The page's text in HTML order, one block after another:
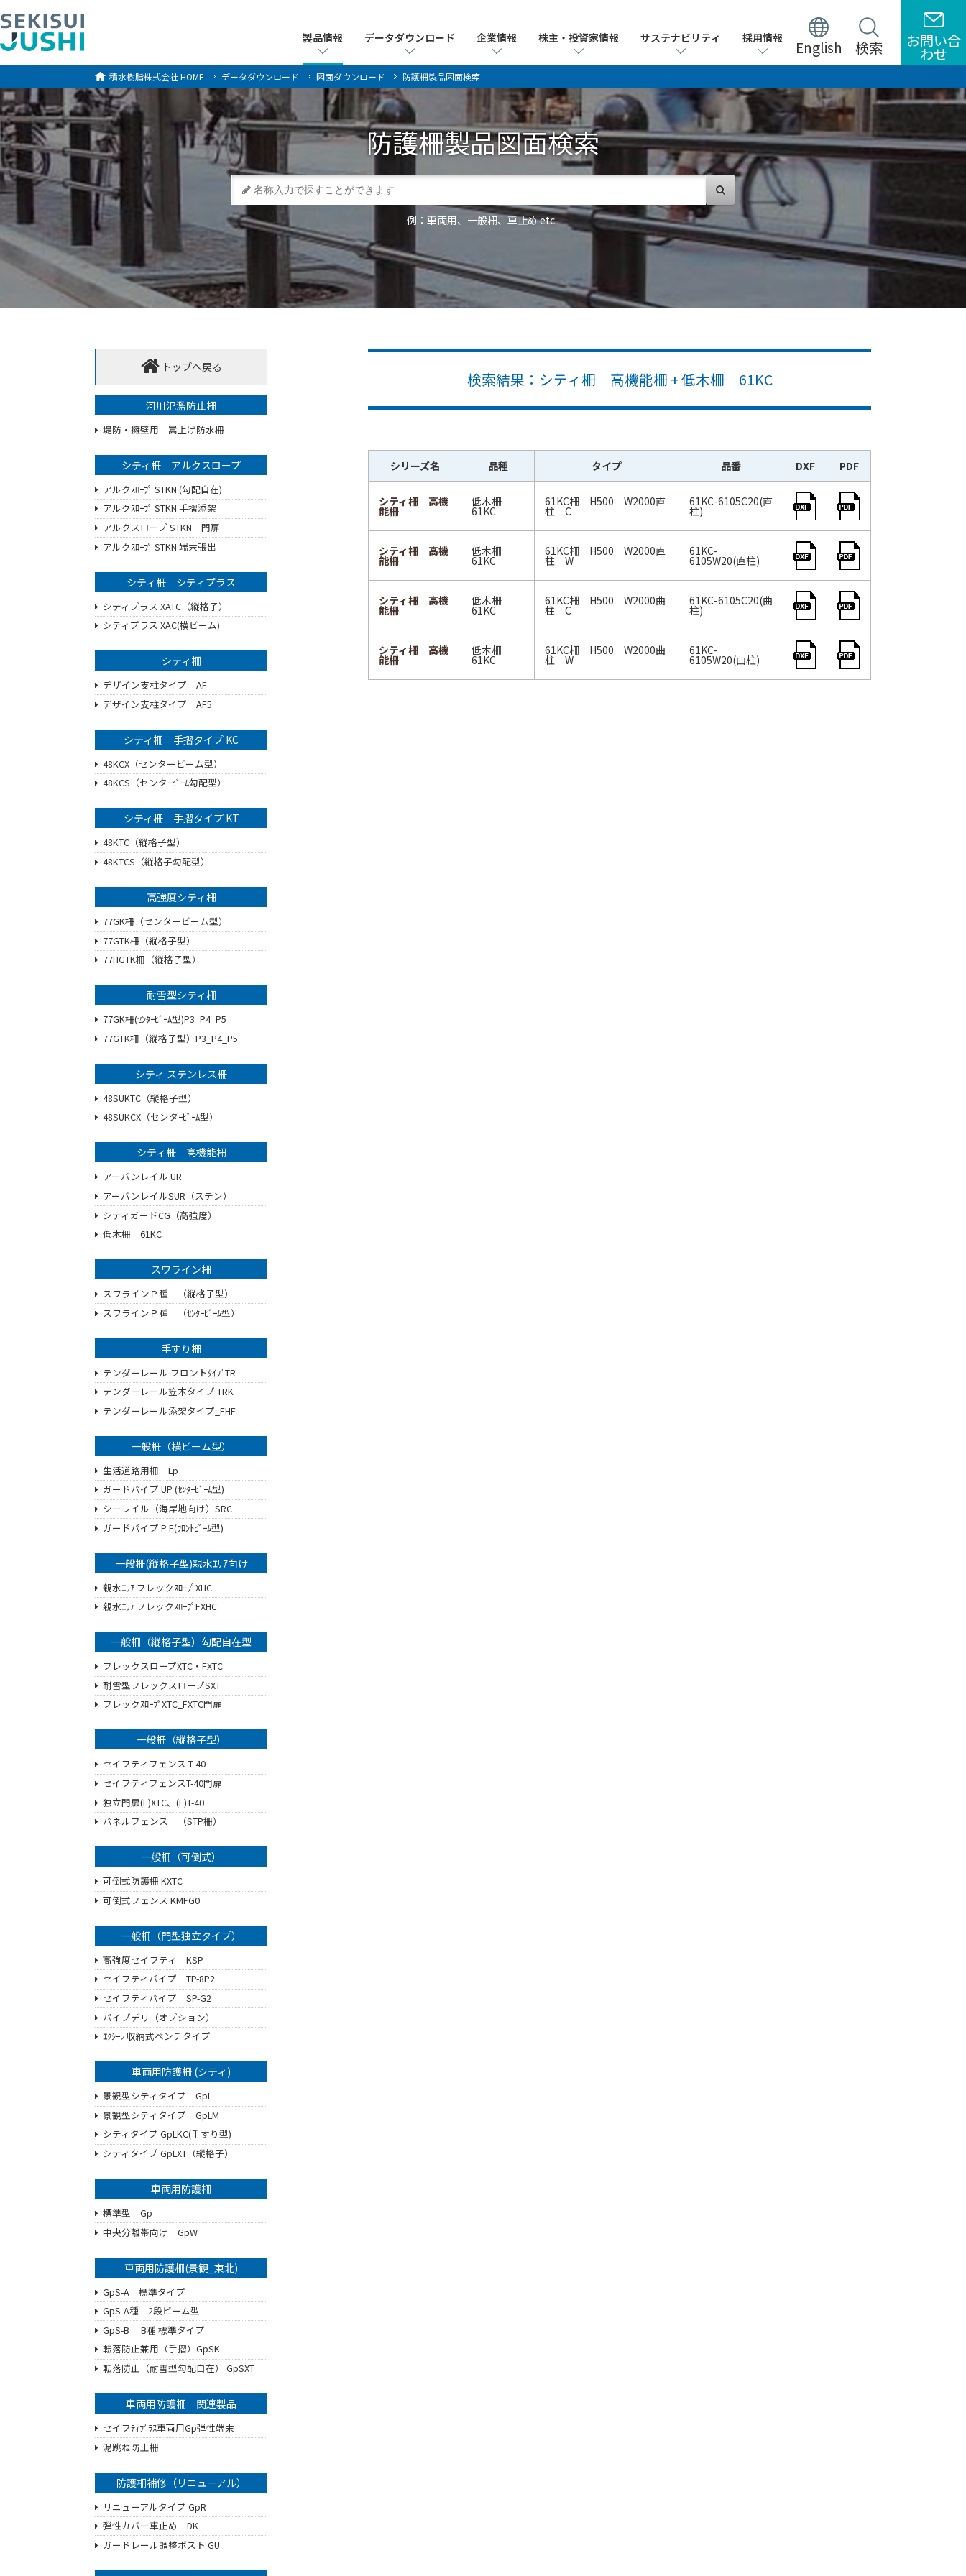
製品情報 データダウンロード 企業情報 株主・投資家情報 サステナビリティ 採用情報 English 検索 お問い合
わせ
製品情報 データダウンロード 企業情報 株主・投資家情報 サステナビリティ 採用情報 English 検索 お問い合
わせ
積水樹脂株式会社HOME データダウンロード 図面ダウンロード 防護柵製品図面検索
防護柵製品図面検索
例：車両用、一般柵、車止め etc..
検索結果：シティ柵 高機能柵 + 低木柵 61KC
シリーズ名 品種 タイプ 品番 DXF PDF
シティ柵 高機
能柵
低木柵
61KC
61KC柵 H500 W2000直
柱 C
61KC-6105C20(直
柱)
シティ柵 高機
能柵
低木柵
61KC
61KC柵 H500 W2000直
柱 W
61KC-
6105W20(直柱)
シティ柵 高機
能柵
低木柵
61KC
61KC柵 H500 W2000曲
柱 C
61KC-6105C20(曲
柱)
シティ柵 高機
能柵
低木柵
61KC
61KC柵 H500 W2000曲
柱 W
61KC-
6105W20(曲柱)
トップへ戻る
河川氾濫防止柵
堤防・擁壁用 嵩上げ防水柵
シティ柵 アルクスロープ
アルクｽﾛｰﾌﾟ STKN (勾配自在)
アルクｽﾛｰﾌﾟ STKN 手摺添架
アルクスロープ STKN 門扉
アルクｽﾛｰﾌﾟ STKN 端末張出
シティ柵 シティプラス
シティプラス XATC（縦格子）
シティプラス XAC(横ビーム)
シティ柵
デザイン支柱タイプ AF
デザイン支柱タイプ AF5
シティ柵 手摺タイプ KC
48KCX（センタービーム型）
48KCS（センタｰﾋﾞｰﾑ勾配型）
シティ柵 手摺タイプ KT
48KTC（縦格子型）
48KTCS（縦格子勾配型）
高強度シティ柵
77GK柵（センタービーム型）
77GTK柵（縦格子型）
77HGTK柵（縦格子型）
耐雪型シティ柵
77GK柵(ｾﾝﾀｰﾋﾞｰﾑ型)P3_P4_P5
77GTK柵（縦格子型）P3_P4_P5
シティ ステンレス柵
48SUKTC（縦格子型）
48SUKCX（センタｰﾋﾞｰﾑ型）
シティ柵 高機能柵
アーバンレイル UR
アーバンレイルSUR（ステン）
シティガードCG（高強度）
低木柵 61KC
スワライン柵
スワラインＰ種 （縦格子型）
スワラインＰ種 （ｾﾝﾀｰﾋﾞｰﾑ型）
手すり柵
テンダーレール フロントﾀｲﾌﾟTR
テンダーレール笠木タイプ TRK
テンダーレール添架タイプ_FHF
一般柵（横ビーム型）
生活道路用柵 Lp
ガードパイプ UP (ｾﾝﾀｰﾋﾞｰﾑ型)
シーレイル（海岸地向け）SRC
ガードパイプ P F(ﾌﾛﾝﾄﾋﾞｰﾑ型)
一般柵(縦格子型)親水ｴﾘｱ向け
親水ｴﾘｱ フレックｽﾛｰﾌﾟXHC
親水ｴﾘｱ フレックｽﾛｰﾌﾟFXHC
一般柵（縦格子型）勾配自在型
フレックスロープXTC・FXTC
耐雪型フレックスロープSXT
フレックｽﾛｰﾌﾟXTC_FXTC門扉
一般柵（縦格子型）
セイフティフェンス T-40
セイフティフェンスT-40門扉
独立門扉(F)XTC、(F)T-40
パネルフェンス （STP柵）
一般柵（可倒式）
可倒式防護柵 KXTC
可倒式フェンス KMFG0
一般柵（門型独立タイプ）
高強度セイフティ KSP
セイフティパイプ TP-8P2
セイフティパイプ SP-G2
パイプデリ（オプション）
ｴｸｼｰﾚ 収納式ベンチタイプ
車両用防護柵 (シティ)
景観型シティタイプ GpL
景観型シティタイプ GpLM
シティタイプ GpLKC(手すり型)
シティタイプ GpLXT（縦格子）
車両用防護柵
標準型 Gp
中央分離帯向け GpW
車両用防護柵(景観_東北)
GpS-A 標準タイプ
GpS-A種 2段ビーム型
GpS-B B種 標準タイプ
転落防止兼用（手摺）GpSK
転落防止（耐雪型勾配自在） GpSXT
車両用防護柵 関連製品
セイフﾃｨﾌﾟﾗｽ車両用Gp弾性端末
泥跳ね防止柵
防護柵補修（リニューアル）
リニューアルタイプ GpR
弾性カバー車止め DK
ガードレール調整ポスト GU